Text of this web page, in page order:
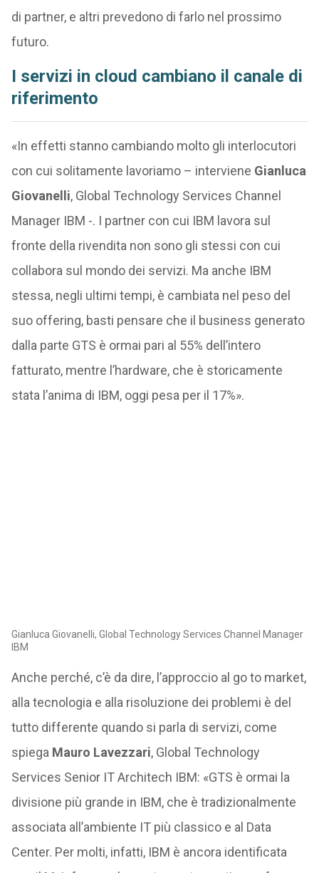
di partner, e altri prevedono di farlo nel prossimo
futuro.
I servizi in cloud cambiano il canale di
riferimento
«In effetti stanno cambiando molto gli interlocutori
con cui solitamente lavoriamo – interviene Gianluca
Giovanelli, Global Technology Services Channel
Manager IBM -. I partner con cui IBM lavora sul
fronte della rivendita non sono gli stessi con cui
collabora sul mondo dei servizi. Ma anche IBM
stessa, negli ultimi tempi, è cambiata nel peso del
suo offering, basti pensare che il business generato
dalla parte GTS è ormai pari al 55% dell’intero
fatturato, mentre l’hardware, che è storicamente
stata l’anima di IBM, oggi pesa per il 17%».
Gianluca Giovanelli, Global Technology Services Channel Manager
IBM
Anche perché, c’è da dire, l’approccio al go to market,
alla tecnologia e alla risoluzione dei problemi è del
tutto differente quando si parla di servizi, come
spiega Mauro Lavezzari, Global Technology
Services Senior IT Architech IBM: «GTS è ormai la
divisione più grande in IBM, che è tradizionalmente
associata all’ambiente IT più classico e al Data
Center. Per molti, infatti, IBM è ancora identificata